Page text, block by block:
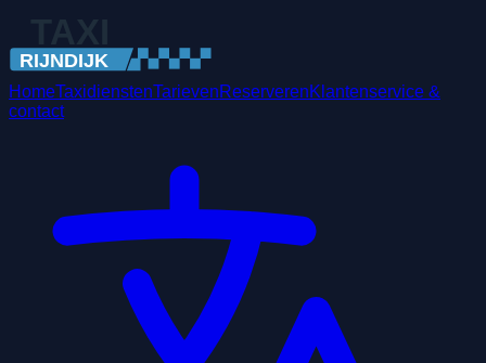
HomeTaxidienstenTarievenReserverenKlantenservice &
contact